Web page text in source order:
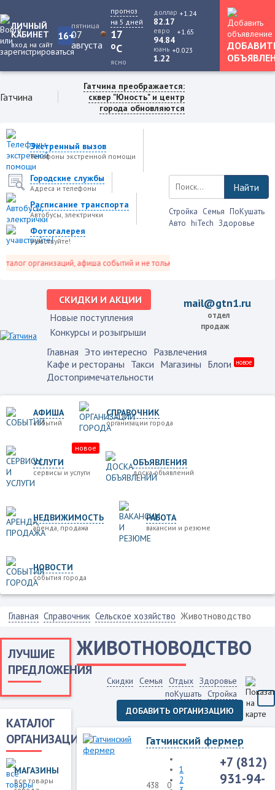
ЛИЧНЫЙ
КАБИНЕТ
вход на сайт
16+
пятница
07
августа
прогноз
на 5 дней
17
oC
ясно
доллар
82.17
+1.24
евро
94.84
+1.65
юань
1.22
+0.023
Гатчина
Гатчина преображается:
сквер "Юность" и центр
города обновляются
Экстренный вызов
Телефоны экстренной помощи
Городские службы
Адреса и телефоны
Расписание транспорта
Автобусы, электрички
Фотогалерея
учавствуйте!
организаций, афиша событий и не только это.
Найти
Стройка Семья ПоКушать
Авто hiTech Здоровье
СКИДКИ И АКЦИИ
Новые поступления
Конкурсы и розыгрыши
mail@gtn1.ru
отдел
продаж
Главная Это интересно Развлечения
Кафе и рестораны Такси Магазины Блоги новое
Достопримечательности
АФИША
событий
СПРАВОЧНИК
организации города
УСЛУГИ
сервисы и услуги
новое
ОБЪЯВЛЕНИЯ
доска объявлений
НЕДВИЖИМОСТЬ
аренда, продажа
РАБОТА
вакансии и резюме
НОВОСТИ
события города
Главная Справочник Сельское хозяйство Животноводство
ЛУЧШИЕ
ПРЕДЛОЖЕНИЯ
КАТАЛОГ
ОРГАНИЗАЦИЙ
МАГАЗИНЫ
все товары
ЖИВОТНОВОДСТВО
Скидки Семья Отдых Здоровье
поКушать Стройка
ДОБАВИТЬ ОРГАНИЗАЦИЮ
Гатчинский фермер
438 0
1
2
+7 (812)
931-94-